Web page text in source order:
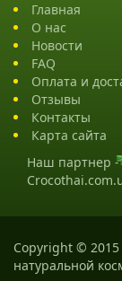
Главная
О нас
Новости
FAQ
Оплата и
Отзывы
Контакты
Карта сайта
Наш партнер -
Copyright ©
натуральной